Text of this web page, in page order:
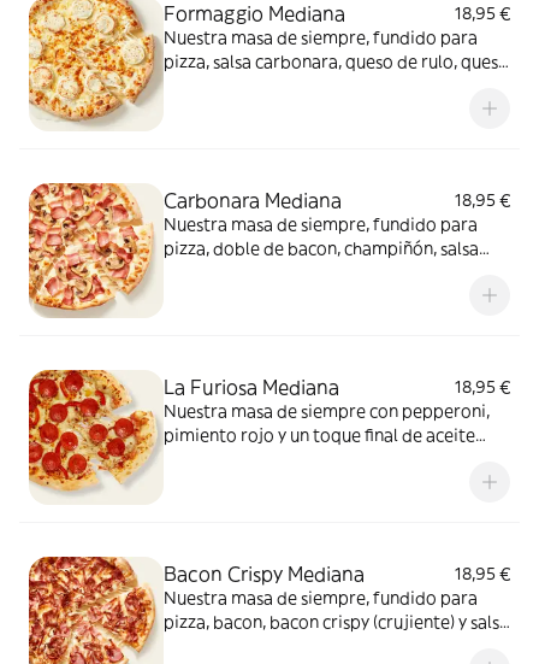
Formaggio Mediana
18,95 €
Nuestra masa de siempre, fundido para
pizza, salsa carbonara, queso de rulo, queso
cheddar, gouda, emmental , mozzarella y
Carbonara Mediana
18,95 €
Nuestra masa de siempre, fundido para
pizza, doble de bacon, champiñón, salsa
La Furiosa Mediana
18,95 €
Nuestra masa de siempre con pepperoni,
pimiento rojo y un toque final de aceite
Bacon Crispy Mediana
18,95 €
Nuestra masa de siempre, fundido para
pizza, bacon, bacon crispy (crujiente) y salsa